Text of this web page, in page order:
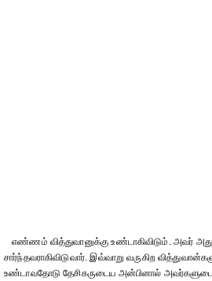
எண்ணம் வித்துவானுக்கு உண்டாகிவிடும். அவர்
சார்ந்தவராகிவிடுவார். இவ்வாறு வருகிற
உண்டாவதோடு தேசிகருடைய அன்பினால் அவர்களுடைய